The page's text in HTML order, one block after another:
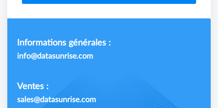
Informations générales :
info@datasunrise.com
Ventes :
sales@datasunrise.com